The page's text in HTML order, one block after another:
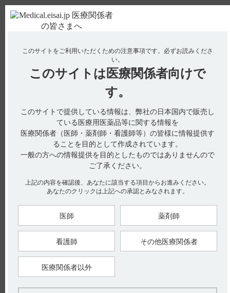
使用期限検索 Drug Information
No : 18994
【フィコンパ・点滴静注】 フィルターは必須で
電子添文に規定はされておらず、投与時のフィルター使用は必
須ではありません。（引用1）
1）フィコンパ点滴静注用2mg電子添文 2024年4月改訂（第2
版）
【更新年月】
このサイトをご利用いただくための注意事項です。 必ずお読みくださ
い。
このサイトは 医療関係者向けで
す。
このサイトで提供している情報は、弊社の日本国内で販売し
ている医療用医薬品等に関する情報を
医療関係者（医師・薬剤師・看護師等）の皆様に情報提供す
ることを目的として作成されています。
一般の方への情報提供を目的としたものではありませんので
ご了承ください。
上記の内容を確認後、あなたに該当する項目からお進みください。
あなたのクリックは上記への承認とみなされます。
医師 薬剤師
看護師 その他医療関係者
医療関係者以外